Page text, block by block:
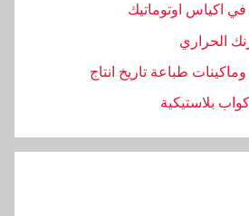
في اكياس اوتوماتيك
الحراري
طباعة تاريخ انتاج
بلاستيكية